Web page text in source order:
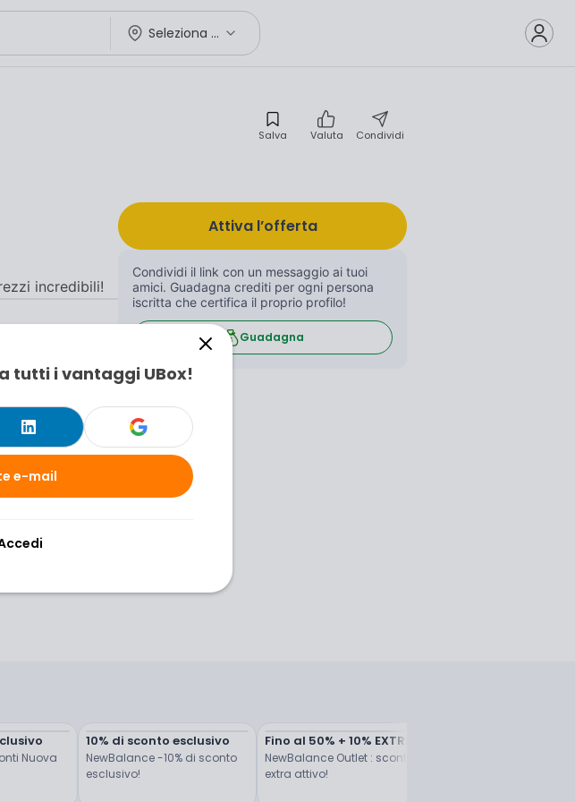
Seleziona città
Salva Valuta Condividi
incredibili!
Attiva l’offerta
Condividi il link con un messaggio ai tuoi
amici. Guadagna crediti per ogni persona
iscritta che certifica il proprio profilo!
Guadagna
Nuova
10% di sconto esclusivo
NewBalance -10% di sconto
esclusivo!
Fino al 50% + 10% EXTRA
NewBalance Outlet : sconto
extra attivo!
tutti i vantaggi UBox!
e-mail